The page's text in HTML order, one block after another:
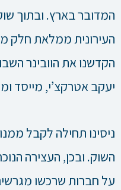
המדובר בארץ. ובתוך
העירונית ממלאת חלק
הקדשנו את הוובינר
יעקב אטרקצ’י, מייסד
ניסינו תחילה לקבל
השוק. ובכן, העצירה
על חברות שרכשו